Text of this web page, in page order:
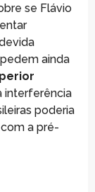
se Flávio
ainda
interferência
poderia
a pré-